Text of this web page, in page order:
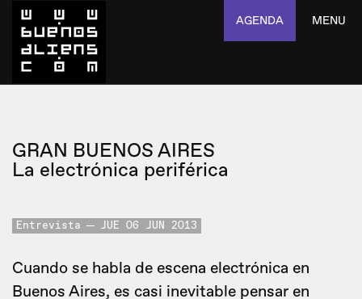
AGENDA MENU
GRAN BUENOS AIRES
La electrónica periférica
Entrevista JUE 06 JUN 2013
Cuando se habla de escena electrónica en
Buenos Aires, es casi inevitable pensar en